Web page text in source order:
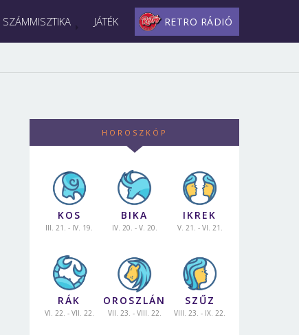
SZÁMMISZTIKA JÁTÉK RETRO RÁDIÓ
HOROSZKÓP
KOS
III. 21. - IV. 19.
BIKA
IV. 20. - V. 20.
IKREK
V. 21. - VI. 21.
RÁK
VI. 22. - VII. 22.
OROSZLÁN
VII. 23. - VIII. 22.
SZŰZ
VIII. 23. - IX. 22.